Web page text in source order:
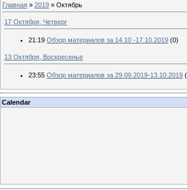
Главная » 2019 » Октябрь
17 Октября, Четверг
21:19 Обзор материалов за 14.10 -17.10.2019 (0)
13 Октября, Воскресенье
23:55 Обзор материалов за 29.09.2019-13.10.2019
Calendar